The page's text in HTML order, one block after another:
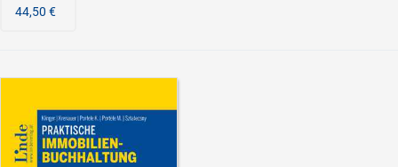
44,50 €